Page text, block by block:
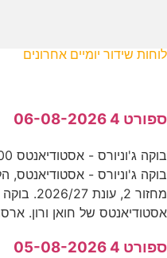
לוחות שידור יומיים אחרונים
ספורט 4 06-08-2026
בוקה ג'וניורס -
מחזור 2,
אסטודיאנטס של חואן ורון.
ספורט 4 05-08-2026